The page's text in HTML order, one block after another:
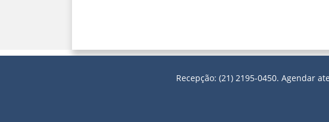
Recepção: (21) 2195-0450. Agendar